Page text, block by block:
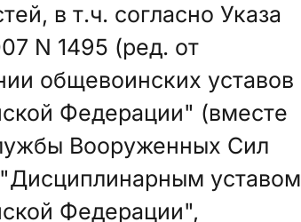
в т.ч. согласно Указа
N 1495 (ред. от
общевоинских уставов
Федерации" (вместе
Вооруженных Сил
уставом
Федерации",